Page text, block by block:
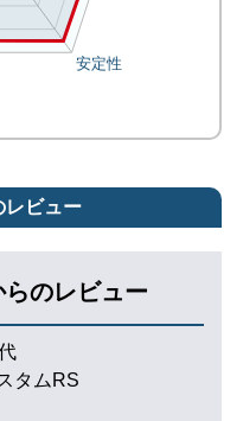
レビュー
らのレビュー
タムRS